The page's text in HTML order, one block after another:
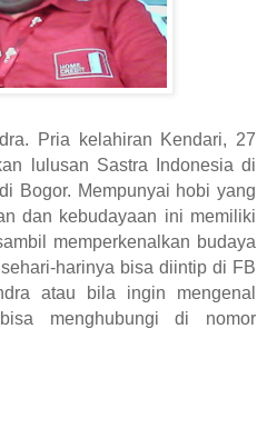
Pria kelahiran Kendari, 27
lulusan Sastra Indonesia di
Bogor. Mempunyai hobi yang
dan kebudayaan ini memiliki
memperkenalkan budaya
harinya bisa diintip di FB
atau bila ingin mengenal
menghubungi di nomor